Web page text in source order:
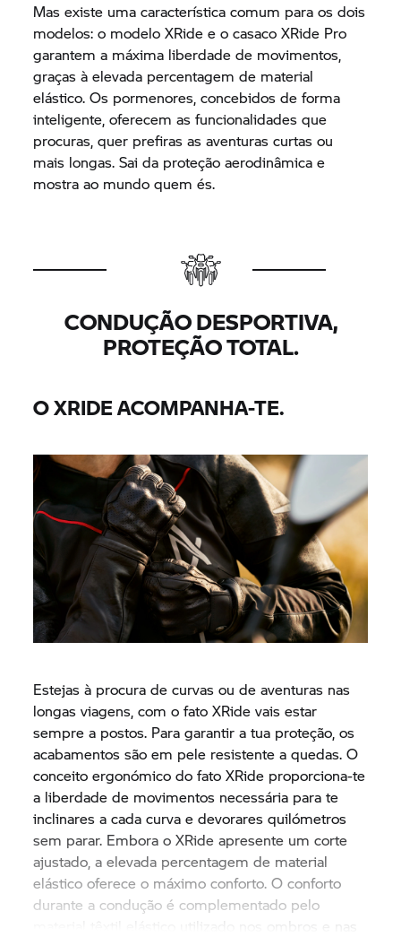
Mas existe uma característica comum para os dois
modelos: o modelo XRide e o casaco XRide Pro
garantem a máxima liberdade de movimentos,
graças à elevada percentagem de material
elástico. Os pormenores, concebidos de forma
inteligente, oferecem as funcionalidades que
procuras, quer prefiras as aventuras curtas ou
mais longas. Sai da proteção aerodinâmica e
mostra ao mundo quem és.
CONDUÇÃO DESPORTIVA,
PROTEÇÃO TOTAL.
O XRIDE ACOMPANHA-TE.
Estejas à procura de curvas ou de aventuras nas
longas viagens, com o fato XRide vais estar
sempre a postos. Para garantir a tua proteção, os
acabamentos são em pele resistente a quedas. O
conceito ergonómico do fato XRide proporciona-te
a liberdade de movimentos necessária para te
inclinares a cada curva e devorares quilómetros
sem parar. Embora o XRide apresente um corte
ajustado, a elevada percentagem de material
elástico oferece o máximo conforto. O conforto
durante a condução é complementado pelo
material têxtil elástico utilizado nos ombros e nas